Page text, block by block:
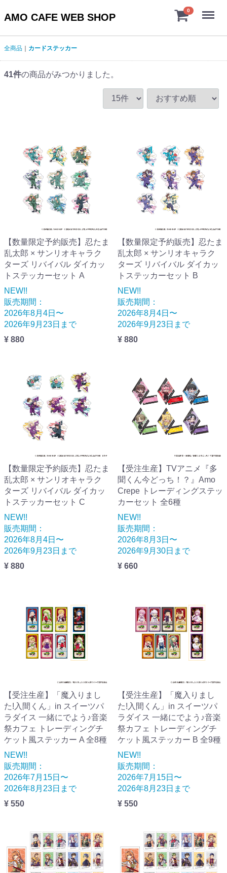
AMO CAFE WEB SHOP
0 Menu
全商品 カードステッカー
41件の商品がみつかりました。
【数量限定予約販売】忍たま
乱太郎 × サンリオキャラク
ターズ リバイバル ダイカッ
トステッカーセット A
NEW!!
販売期間：
2026年8月4日〜
2026年9月23日まで
¥ 880
【数量限定予約販売】忍たま
乱太郎 × サンリオキャラク
ターズ リバイバル ダイカッ
トステッカーセット B
NEW!!
販売期間：
2026年8月4日〜
2026年9月23日まで
¥ 880
【数量限定予約販売】忍たま
乱太郎 × サンリオキャラク
ターズ リバイバル ダイカッ
トステッカーセット C
NEW!!
販売期間：
2026年8月4日〜
2026年9月23日まで
¥ 880
【受注生産】TVアニメ『多
聞くん今どっち！？』Amo
Crepe トレーディングステッ
カーセット 全6種
NEW!!
販売期間：
2026年8月3日〜
2026年9月30日まで
¥ 660
【受注生産】「魔入りまし
た!入間くん」in スイーツパ
ラダイス 一緒にでよう♪音楽
祭カフェ トレーディングチ
ケット風ステッカー A 全8種
NEW!!
販売期間：
2026年7月15日〜
2026年8月23日まで
¥ 550
【受注生産】「魔入りまし
た!入間くん」in スイーツパ
ラダイス 一緒にでよう♪音楽
祭カフェ トレーディングチ
ケット風ステッカー B 全9種
NEW!!
販売期間：
2026年7月15日〜
2026年8月23日まで
¥ 550